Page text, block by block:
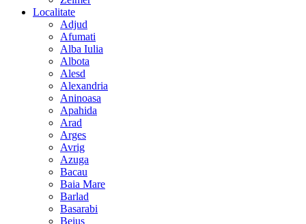
Localitate
Adjud
Afumati
Alba Iulia
Albota
Alesd
Alexandria
Aninoasa
Apahida
Arad
Arges
Avrig
Azuga
Bacau
Baia Mare
Barlad
Basarabi
Beius